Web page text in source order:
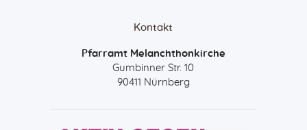
Kontakt
Pfarramt Melanchthonkirche
Gumbinner Str. 10
90411 Nürnberg